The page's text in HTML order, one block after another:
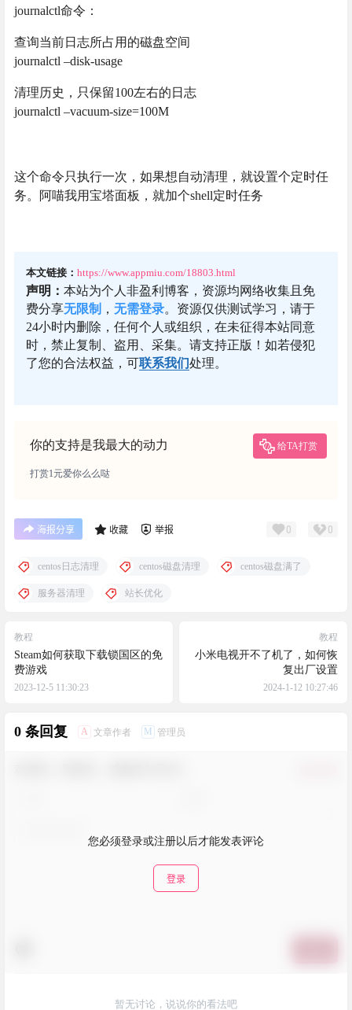
journalctl命令：
查询当前日志所占用的磁盘空间
journalctl –disk-usage
清理历史，只保留100左右的日志
journalctl –vacuum-size=100M
这个命令只执行一次，如果想自动清理，就设置个定时任
务。阿喵我用宝塔面板，就加个shell定时任务
本文链接： https://www.appmiu.com/18803.html
声明： 本站为个人非盈利博客，资源均网络收集且免
费分享无限制 ， 无需登录。资源仅供测试学习，请于
24小时内删除，任何个人或组织，在未征得本站同意
时，禁止复制、盗用、采集。请支持正版！如若侵犯
了您的合法权益，可联系我们处理。
你的支持是我最大的动力 给TA打赏
打赏1元爱你么么哒
海报分享 收藏 举报 0 0
centos日志清理 centos磁盘清理 centos磁盘满了
服务器清理 站长优化
教程
Steam如何获取下载锁国区的免
费游戏
2023-12-5 11:30:23
教程
小米电视开不了机了，如何恢
复出厂设置
2024-1-12 10:27:46
0 条回复 A 文章作者 M 管理员
您必须登录或注册以后才能发表评论
登录
暂无讨论，说说你的看法吧